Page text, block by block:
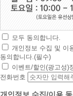
초
간
편
상
담
모두 동의합니다.
개인정보 수집 및 이
동의합니다.(필수)
이벤트/할인(광고성)
전화번호